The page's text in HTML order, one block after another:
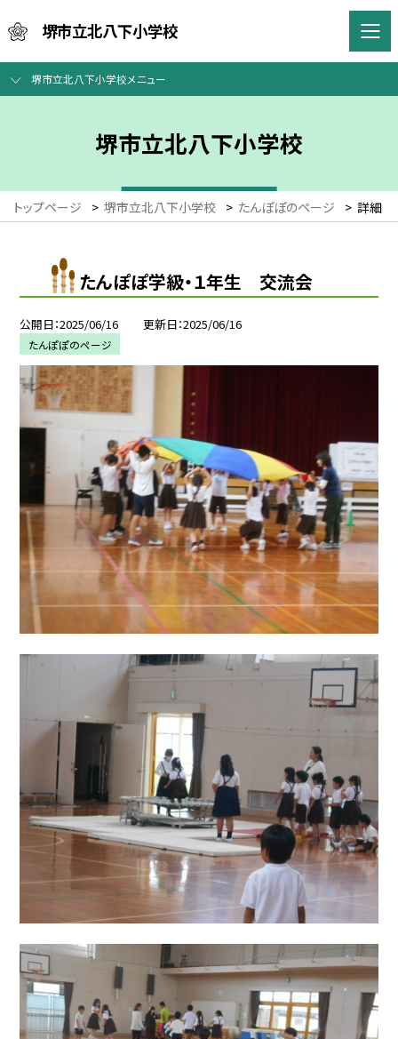
堺市立北八下小学校
堺市立北八下小学校メニュー
堺市立北八下小学校
トップページ > 堺市立北八下小学校 > たんぽぽのページ > 詳細
たんぽぽ学級・１年生 交流会
公開日 2025/06/16 更新日 2025/06/16
たんぽぽのページ